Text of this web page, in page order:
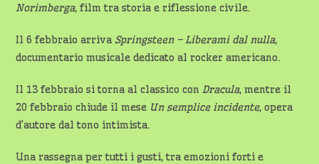
Norimberga, film tra storia e riflessione civile.
Il 6 febbraio arriva Springsteen – Liberami dal nulla,
documentario musicale dedicato al rocker americano.
Il 13 febbraio si torna al classico conDracula, mentre il
20 febbraio chiude il mese Un semplice incidente, opera
d’autore dal tono intimista.
Una rassegna per tutti i gusti, tra emozioni forti e